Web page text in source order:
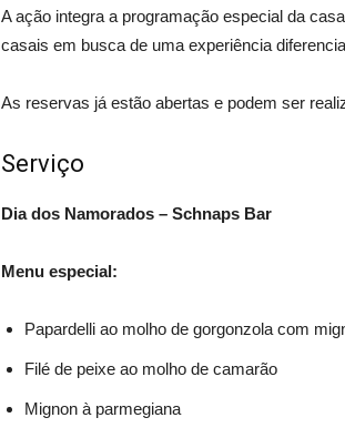
A ação integra a programação especial da
casais em busca de uma experiência
As reservas já estão abertas e podem ser
Serviço
Dia dos Namorados – Schnaps Bar
Menu especial:
Papardelli ao molho de gorgonzola com
Filé de peixe ao molho de camarão
Mignon à parmegiana